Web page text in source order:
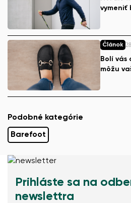
vymeniť
Článok
Bolí vás
môžu
Podobné kategórie
Barefoot
Prihláste sa na
newslettra